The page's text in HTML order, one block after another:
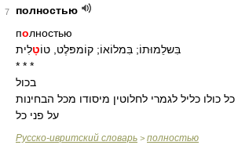
7
полностью
полностью
בִּשלֵמוּתוֹ; בִּמלוֹאוֹ; קוֹמפּלֶט, טוֹטָלִית
* * *
בכול
כולו כליל לגמרי לחלוטין מיסודו מכל הבחינות
על פני כל
Русско-ивритский словарь > полностью